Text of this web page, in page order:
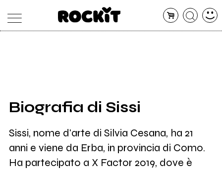
SHOP
RADIO
Biografia di Sissi
Sissi, nome d'arte di Silvia Cesana, ha 21
anni e viene da Erba, in provincia di Como.
Ha partecipato a X Factor 2019, dove è